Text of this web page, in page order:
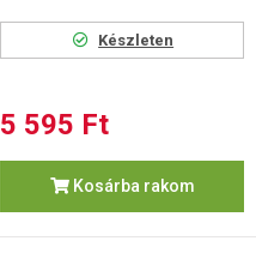
Készleten
5 595 Ft
Kosárba rakom